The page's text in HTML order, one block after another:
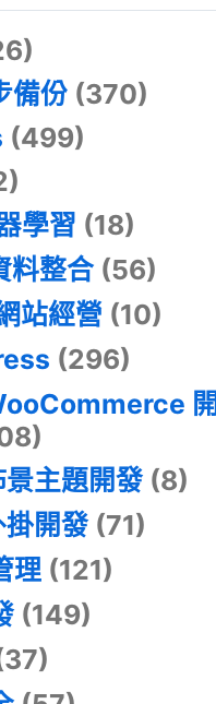
備份 (370)
(499)
學習 (18)
料整合(56)
站經營 (10)
(296)
開
景主題開發(8)
掛開發(71)
理(121)
(149)